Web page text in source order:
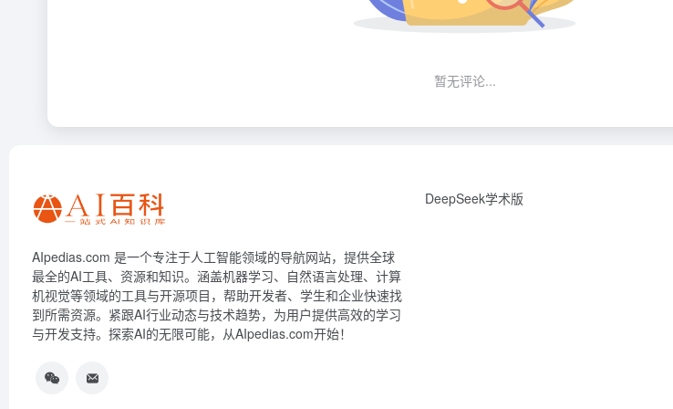
暂无评论...
AIpedias.com 是一个专注于人工智能领域的导航网站，提供全球
最全的AI工具、资源和知识。涵盖机器学习、自然语言处理、计算
机视觉等领域的工具与开源项目，帮助开发者、学生和企业快速找
到所需资源。紧跟AI行业动态与技术趋势，为用户提供高效的学习
与开发支持。探索AI的无限可能，从AIpedias.com开始！
DeepSeek学术版